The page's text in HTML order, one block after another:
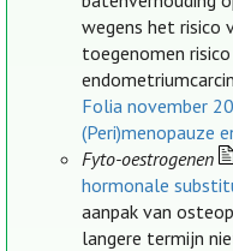
wegens het risico
toegenomen
Folia november
(Peri)menopauze
Fyto-oestrogenen
hormonale
aanpak van
langere termijn